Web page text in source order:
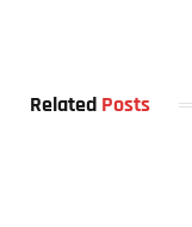
Related Posts